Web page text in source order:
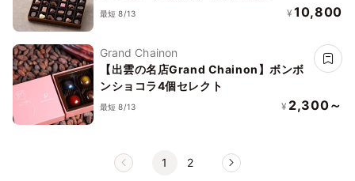
最短 8/13 ¥ 10,800
Grand Chainon
【出雲の名店Grand Chainon】ボンボ
ンショコラ4個セレクト
最短 8/13 ¥ 2,300～
1 2